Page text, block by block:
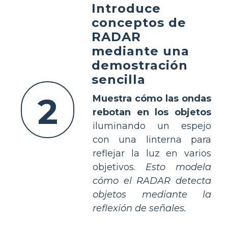
2
Introduce
conceptos de
RADAR
mediante una
demostración
sencilla
Muestra cómo las ondas
rebotan en los objetos
iluminando un espejo
con una linterna para
reflejar la luz en varios
objetivos. Esto modela
cómo el RADAR detecta
objetos mediante la
reflexión de señales.